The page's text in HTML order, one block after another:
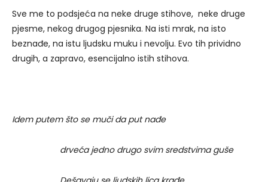
Sve me to podsjeća na neke druge stihove, neke druge
pjesme, nekog drugog pjesnika. Na isti mrak, na isto
beznađe, na istu ljudsku muku i nevolju. Evo tih prividno
drugih, a zapravo, esencijalno istih stihova.
Idem putem što se muči da put nađe
drveća jedno drugo svim sredstvima guše